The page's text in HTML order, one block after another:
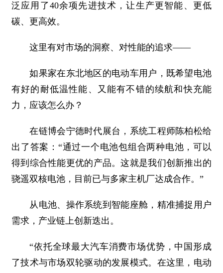
泛应用了40余项先进技术，让生产更智能、更低
碳、更高效。
这里有对市场的洞察、对性能的追求——
如果家在东北地区的电动车用户，既希望电池
有好的耐低温性能、又能有不错的续航和快充能
力，应该怎么办？
在链博会宁德时代展台，系统工程师陈柏松给
出了答案：“通过一个电池包组合两种电池，可以
得到综合性能更优的产品。这就是我们创新推出的
骁遥双核电池，目前已与多家主机厂达成合作。”
从电池、操作系统到智能座舱，精准捕捉用户
需求，产业链上创新迭出。
“依托全球最大汽车消费市场优势，中国形成
了技术与市场双轮驱动的发展模式。在这里，电动